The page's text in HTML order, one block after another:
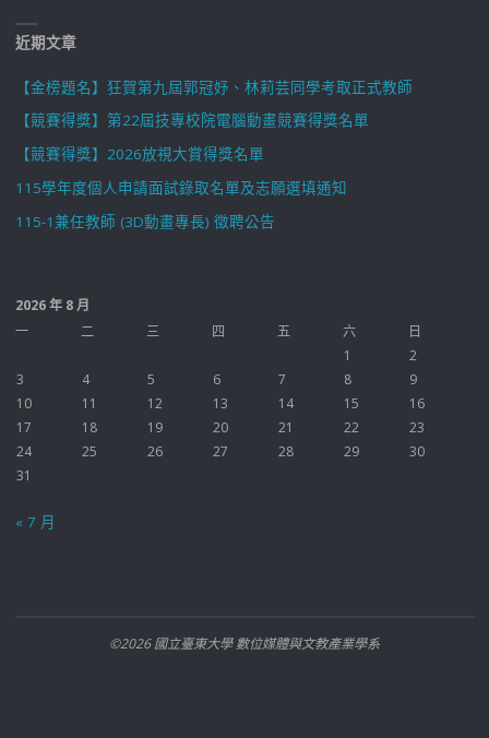
近期文章
【金榜題名】狂賀第九屆郭冠妤、林莉芸同學考取正式教師
【競賽得獎】第22屆技專校院電腦動畫競賽得獎名單
【競賽得獎】2026放視大賞得獎名單
115學年度個人申請面試錄取名單及志願選填通知
115-1兼任教師 (3D動畫專長) 徵聘公告
2026 年 8 月
一
二 三 四 五 六
日
1
2
3
4 5 6 7 8
9
10
11 12 13 14 15
16
17
18 19 20 21 22
23
24
25 26 27 28 29
30
31
« 7 月
©2026 國立臺東大學 數位媒體與文教產業學系